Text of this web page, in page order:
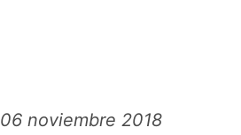
06 noviembre 2018